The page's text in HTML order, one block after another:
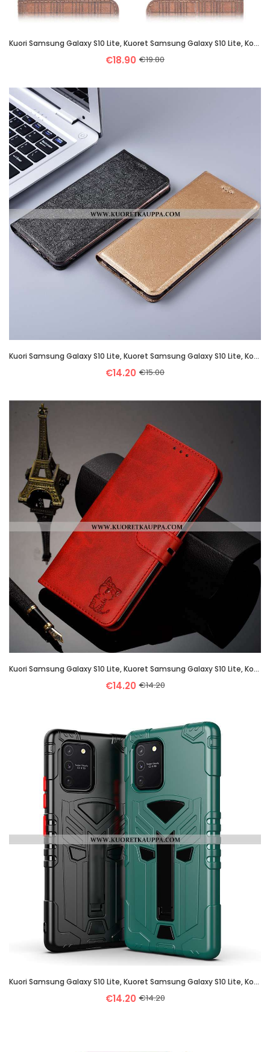
Kuori Samsung Galaxy S10 Lite, Kuoret Samsung Galaxy S10 Lite, Kotelo Samsung Galaxy S10 Lite Suojau
€18.90 €19.80
Kuori Samsung Galaxy S10 Lite, Kuoret Samsung Galaxy S10 Lite, Kotelo Samsung Galaxy S10 Lite Suojau
€14.20 €15.00
Kuori Samsung Galaxy S10 Lite, Kuoret Samsung Galaxy S10 Lite, Kotelo Samsung Galaxy S10 Lite Pehmeä
€14.20 €14.20
Kuori Samsung Galaxy S10 Lite, Kuoret Samsung Galaxy S10 Lite, Kotelo Samsung Galaxy S10 Lite Siliko
€14.20 €14.20